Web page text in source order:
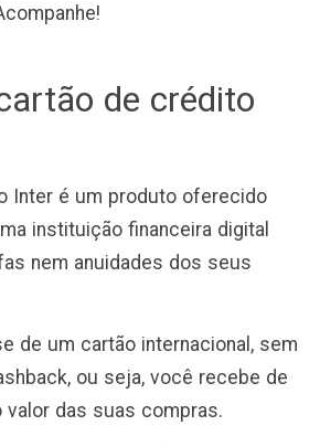
de crédito
Inter é um produto oferecido
instituição financeira digital
nem anuidades dos seus
de um cartão internacional, sem
ou seja, você recebe de
valor das suas compras.